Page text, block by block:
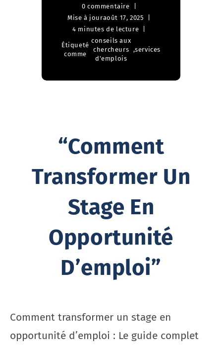
0 commentaire
Mise à jouraoût 17, 2025
4 minutes de lecture
Étiqueté
comme
conseils aux
chercheurs
d'emplois
,services
“Comment
Transformer Un
Stage En
Opportunité
D’emploi”
Comment transformer un stage en
opportunité d’emploi : Le guide complet